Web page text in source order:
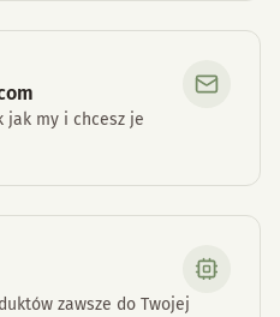
jak my i chcesz je
zawsze do Twojej